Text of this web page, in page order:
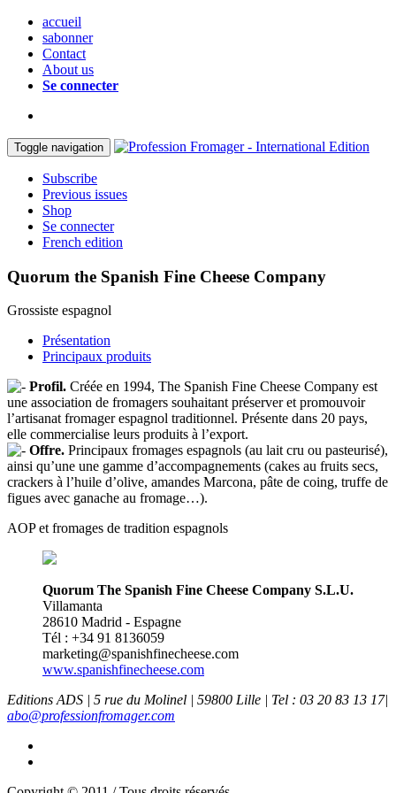
accueil
sabonner
Contact
About us
Se connecter
Toggle navigation
Subscribe
Previous issues
Shop
Se connecter
French edition
Quorum the Spanish Fine Cheese Company
Grossiste espagnol
Présentation
Principaux produits
Profil. Créée en 1994, The Spanish Fine Cheese Company est
une association de fromagers souhaitant préserver et promouvoir
l’artisanat fromager espagnol traditionnel. Présente dans 20 pays,
elle commercialise leurs produits à l’export.
Offre. Principaux fromages espagnols (au lait cru ou pasteurisé),
ainsi qu’une une gamme d’accompagnements (cakes au fruits secs,
crackers à l’huile d’olive, amandes Marcona, pâte de coing, truffe de
figues avec ganache au fromage…).
AOP et fromages de tradition espagnols
Quorum The Spanish Fine Cheese Company S.L.U.
Villamanta
28610 Madrid - Espagne
Tél : +34 91 8136059
marketing@spanishfinecheese.com
www.spanishfinecheese.com
Editions ADS | 5 rue du Molinel | 59800 Lille | Tel : 03 20 83 13 17|
abo@professionfromager.com